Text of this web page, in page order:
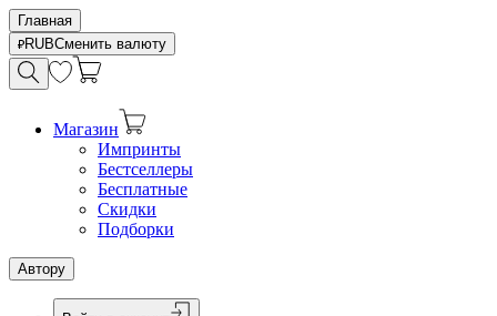
Главная
RUBСменить валюту
Магазин
Импринты
Бестселлеры
Бесплатные
Скидки
Подборки
Автору